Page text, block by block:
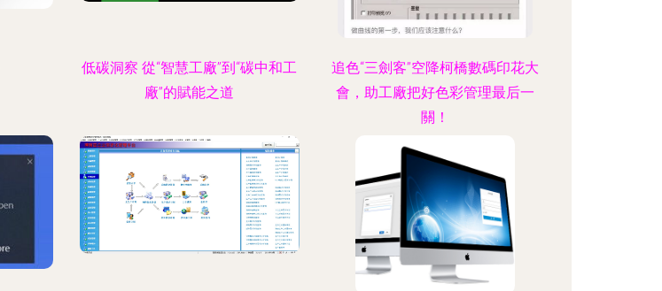
低碳洞察 從“智慧工廠”到“碳中和工
廠”的賦能之道
追色“三劍客”空降柯橋數碼印花大
會，助工廠把好色彩管理最后一
關！